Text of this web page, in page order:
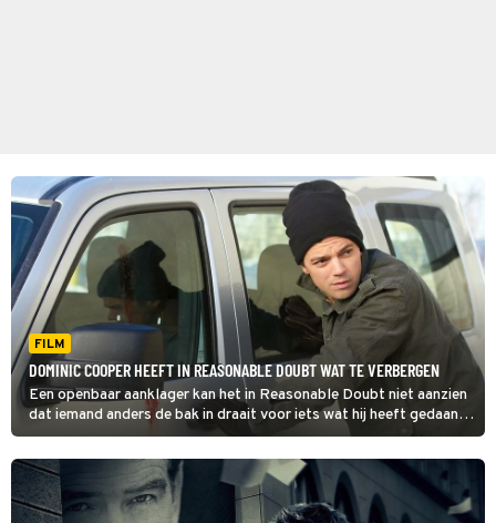
FILM
DOMINIC COOPER HEEFT IN REASONABLE DOUBT WAT TE VERBERGEN
Een openbaar aanklager kan het in Reasonable Doubt niet aanzien
dat iemand anders de bak in draait voor iets wat hij heeft gedaan.
Hij besluit de man in de rechtszaal te verdedigen.